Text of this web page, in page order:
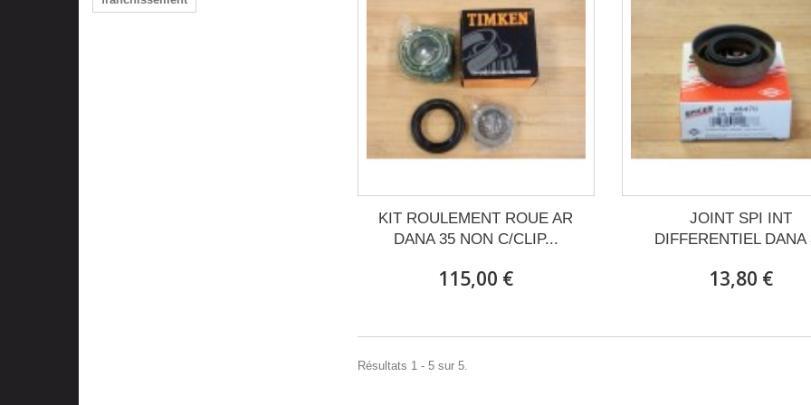
KIT ROULEMENT ROUE AR
DANA 35 NON C/CLIP...
115,00 €
JOINT SPI INT
DIFFERENTIEL DANA
13,80 €
Résultats 1 - 5 sur 5.